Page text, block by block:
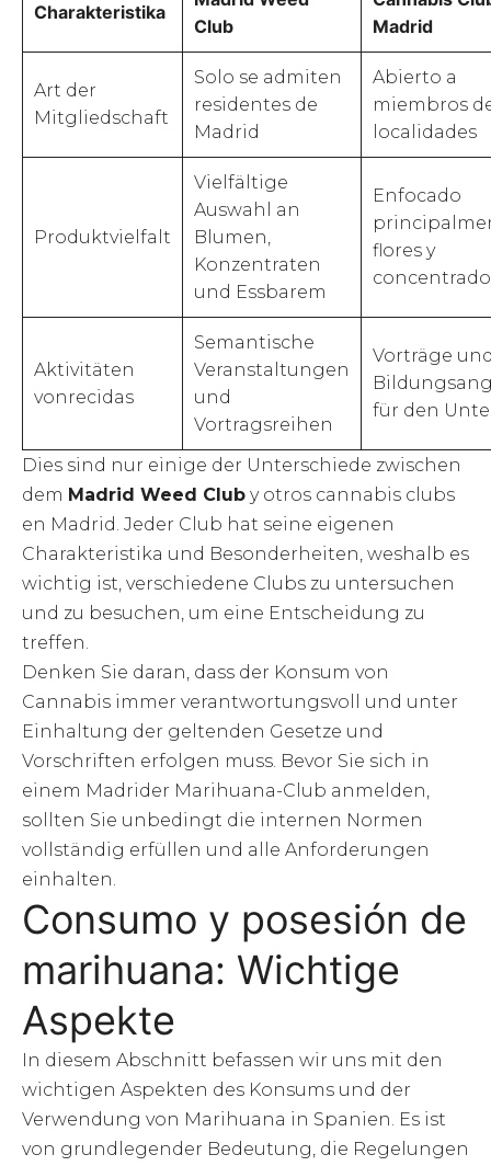
Charakteristika
Club
Madrid
Art der
Mitgliedschaft
Solo se admiten
residentes de
Madrid
Abierto a
miembros
localidades
Produktvielfalt
Vielfältige
Auswahl an
Blumen,
Konzentraten
und Essbarem
Enfocado
flores y
Aktivitäten
vonrecidas
Semantische
Veranstaltungen
und
Vortragsreihen
Vorträge
für den
Dies sind nur einige der Unterschiede zwischen
dem Madrid Weed Club y otros cannabis clubs
en Madrid. Jeder Club hat seine eigenen
Charakteristika und Besonderheiten, weshalb es
wichtig ist, verschiedene Clubs zu untersuchen
und zu besuchen, um eine Entscheidung zu
treffen.
Denken Sie daran, dass der Konsum von
Cannabis immer verantwortungsvoll und unter
Einhaltung der geltenden Gesetze und
Vorschriften erfolgen muss. Bevor Sie sich in
einem Madrider Marihuana-Club anmelden,
sollten Sie unbedingt die internen Normen
vollständig erfüllen und alle Anforderungen
einhalten.
Consumo y posesión de
marihuana: Wichtige
Aspekte
In diesem Abschnitt befassen wir uns mit den
wichtigen Aspekten des Konsums und der
Verwendung von Marihuana in Spanien. Es ist
von grundlegender Bedeutung, die Regelungen